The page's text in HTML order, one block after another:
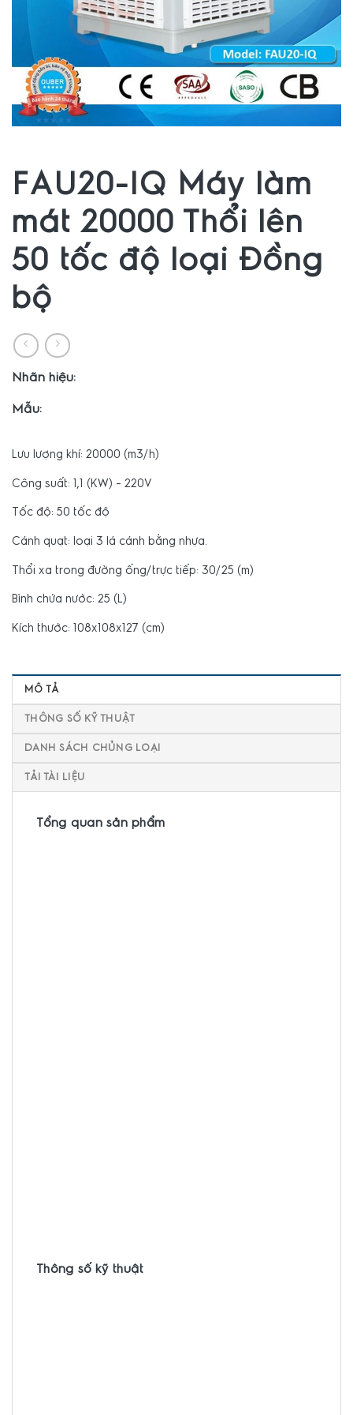
FAU20-IQ Máy làm
mát 20000 Thổi lên
50 tốc độ loại Đồng
bộ
Nhãn hiệu:
Mẫu:
Lưu lượng khí: 20000 (m3/h)
Công suất: 1,1 (KW) – 220V
Tốc độ: 50 tốc độ
Cánh quạt: loại 3 lá cánh bằng nhựa.
Thổi xa trong đường ống/trực tiếp: 30/25 (m)
Bình chứa nước: 25 (L)
Kích thước: 108x108x127 (cm)
MÔ TẢ
THÔNG SỐ KỸ THUẬT
DANH SÁCH CHỦNG LOẠI
TẢI TÀI LIỆU
Tổng quan sản phẩm
Thông số kỹ thuật